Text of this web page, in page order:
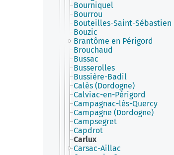
Bourniquel
Bourrou
Bouteilles-Saint-Sébastien
Bouzic
Brantôme en Périgord
Brouchaud
Bussac
Busserolles
Bussière-Badil
Calès (Dordogne)
Calviac-en-Périgord
Campagnac-lès-Quercy
Campagne (Dordogne)
Campsegret
Capdrot
Carlux
Carsac-Aillac